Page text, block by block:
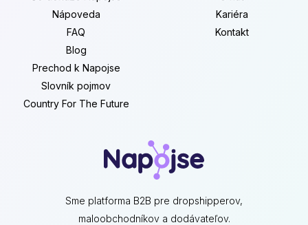
Sme platforma B2B pre dropshipperov,
maloobchodníkov a dodávateľov.
Nápoveda
FAQ
Blog
Prechod k Napojse
Slovník pojmov
Country For The Future
Kariéra
Kontakt